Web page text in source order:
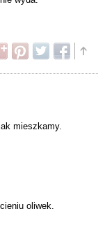
mieszkamy.
oliwek.